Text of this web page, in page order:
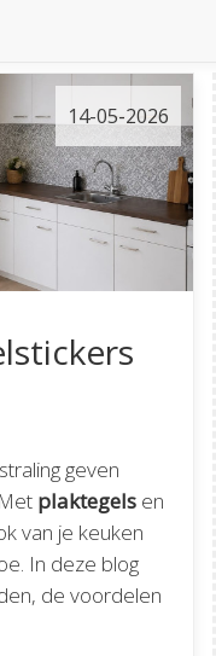
14-05-2026
geven
plaktegels en
van je keuken
In deze blog
de voordelen